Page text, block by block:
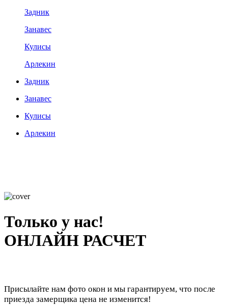
Задник
Занавес
Кулисы
Арлекин
Задник
Занавес
Кулисы
Арлекин
Только у нас!
ОНЛАЙН РАСЧЕТ
Присылайте нам фото окон и мы гарантируем, что после
приезда замерщика цена не изменится!